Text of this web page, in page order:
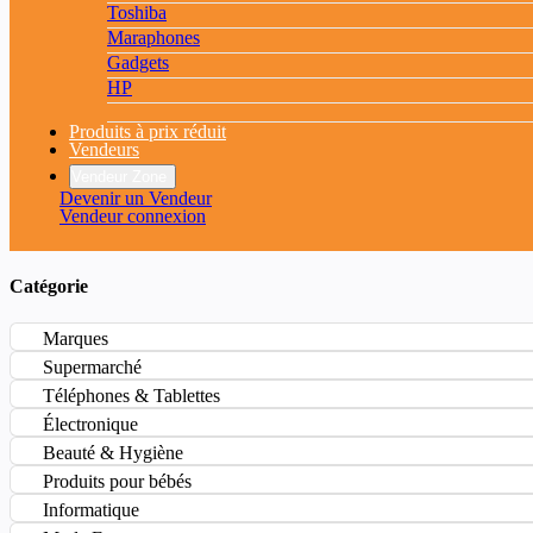
Toshiba
Maraphones
Gadgets
HP
Produits à prix réduit
Vendeurs
Devenir un Vendeur
Vendeur connexion
Catégorie
Marques
Supermarché
Téléphones & Tablettes
Électronique
Beauté & Hygiène
Produits pour bébés
Informatique